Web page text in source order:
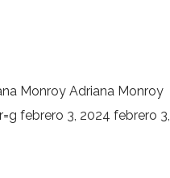
Monroy Adriana Monroy
febrero 3, 2024 febrero